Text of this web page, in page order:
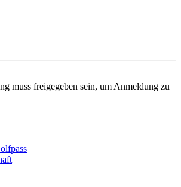
muss freigegeben sein, um Anmeldung zu